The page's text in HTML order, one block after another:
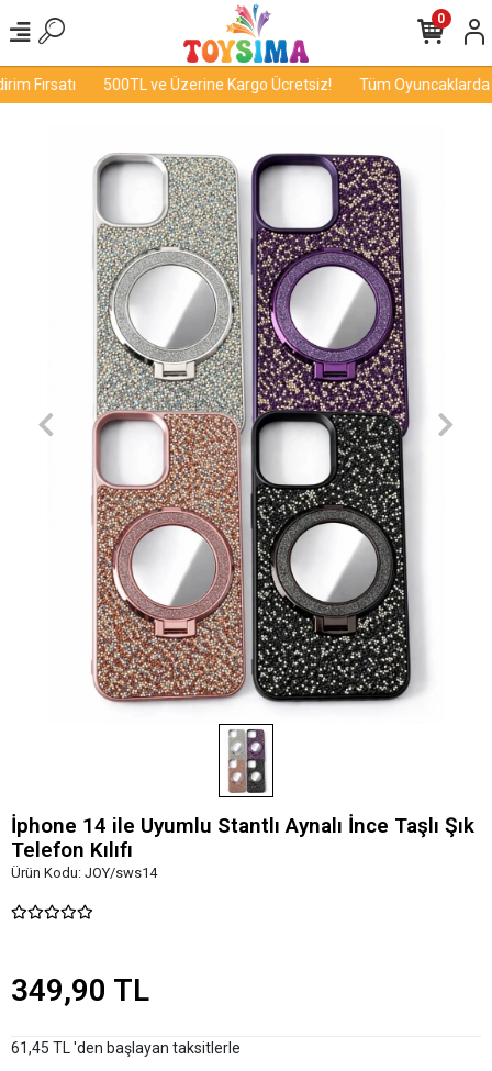
Fırsatı 500TL ve Üzerine Kargo Ücretsiz! Tüm Oyuncaklarda
0
İphone 14 ile Uyumlu Stantlı Aynalı İnce Taşlı Şık
Telefon Kılıfı
Ürün Kodu: JOY/sws14
349,90 TL
61,45 TL 'den başlayan taksitlerle